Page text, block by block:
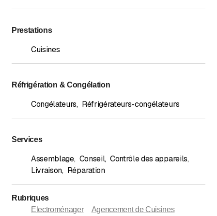
Prestations
Cuisines
Réfrigération & Congélation
Congélateurs, Réfrigérateurs-congélateurs
Services
Assemblage, Conseil, Contrôle des appareils,
Livraison, Réparation
Rubriques
Electroménager
Agencement de Cuisines